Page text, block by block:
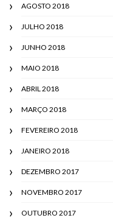
AGOSTO 2018
JULHO 2018
JUNHO 2018
MAIO 2018
ABRIL 2018
MARÇO 2018
FEVEREIRO 2018
JANEIRO 2018
DEZEMBRO 2017
NOVEMBRO 2017
OUTUBRO 2017